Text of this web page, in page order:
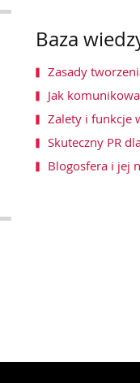
Baza
Zasady
Jak
Zalety i funkcje
Skuteczny PR
Blogosfera i jej